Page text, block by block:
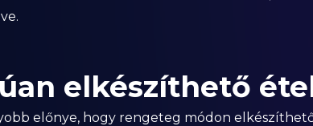
elkészíthető
előnye, hogy rengeteg módon